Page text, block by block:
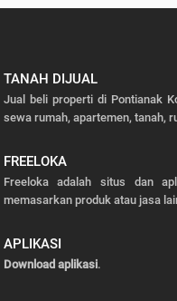
TANAH DIJUAL
Jual beli properti di Pontianak
sewa rumah, apartemen, tanah,
FREELOKA
Freeloka adalah situs dan
memasarkan produk atau jasa
APLIKASI
Download aplikasi.